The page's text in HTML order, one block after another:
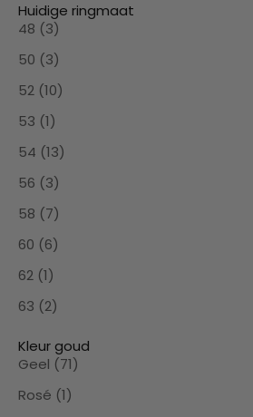
Huidige ringmaat
48 (3)
50 (3)
52 (10)
53 (1)
54 (13)
56 (3)
58 (7)
60 (6)
62 (1)
63 (2)
Kleur goud
Geel (71)
Rosé (1)